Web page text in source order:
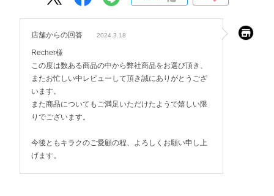
店舗からの回答 2024.3.18
Recher様
この度は数ある商品の中から弊社商品をお選び頂き、
またお忙しい中レビューして頂き誠にありがとうござ
います。
また商品についてもご満足いただけたようで嬉しい限
りでございます。
今後ともキラクのご愛顧の程、よろしくお願い申し上
げます。